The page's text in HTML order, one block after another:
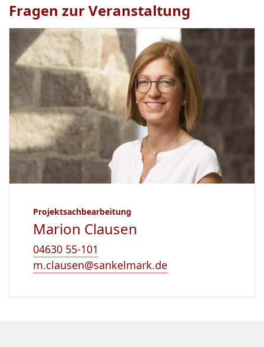
Fragen zur Veranstaltung
Projektsachbearbeitung
Marion Clausen
04630 55-101
m.clausen@sankelmark.de